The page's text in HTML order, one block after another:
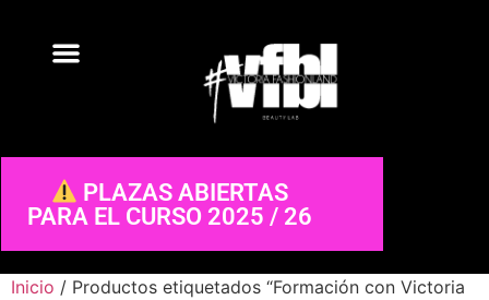
PLAZAS ABIERTAS
PARA EL CURSO 2025 / 26
Inicio / Productos etiquetados “Formación con Victoria